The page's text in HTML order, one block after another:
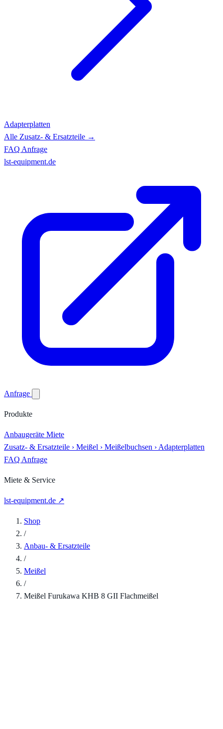
Adapterplatten
Alle Zusatz- & Ersatzteile →
FAQ Anfrage
lst-equipment.de
Anfrage
Produkte
Anbaugeräte Miete
Zusatz- & Ersatzteile › Meißel › Meißelbuchsen › Adapterplatten
FAQ Anfrage
Miete & Service
lst-equipment.de ↗
Shop
/
Anbau- & Ersatzteile
/
Meißel
/
Meißel Furukawa KHB 8 GII Flachmeißel